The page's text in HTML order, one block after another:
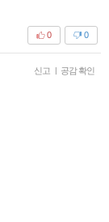
0
0
신고 | 공감 확인